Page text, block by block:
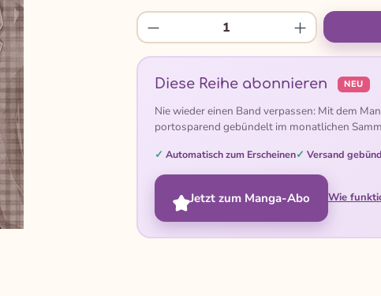
Produkt Anzahl: Gib den
Diese Reihe abonnieren NEU
Nie wieder einen Band verpassen: Mit dem
portosparend gebündelt im monatlichen
Automatisch zum Erscheinen Versand
Jetzt zum Manga-Abo Wie